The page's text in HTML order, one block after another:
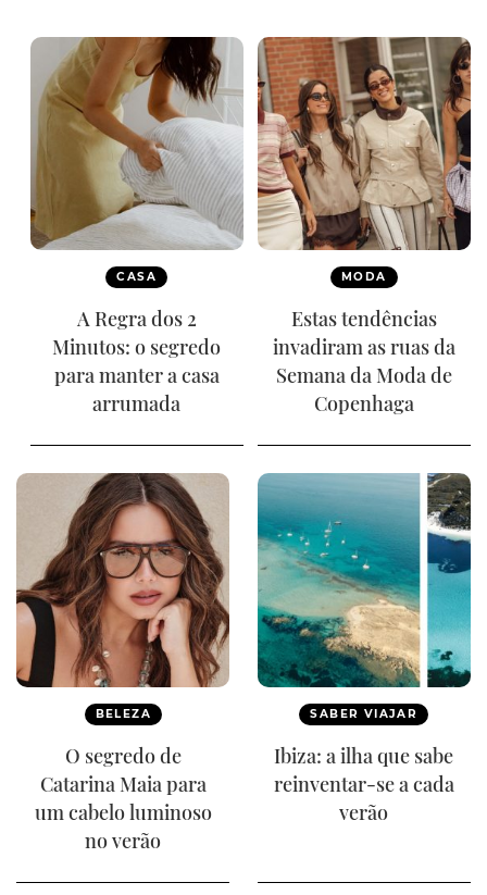
CASA
A Regra dos 2
Minutos: o segredo
para manter a casa
arrumada
MODA
Estas tendências
invadiram as ruas da
Semana da Moda de
Copenhaga
BELEZA
O segredo de
Catarina Maia para
um cabelo luminoso
no verão
SABER VIAJAR
Ibiza: a ilha que sabe
reinventar-se a cada
verão